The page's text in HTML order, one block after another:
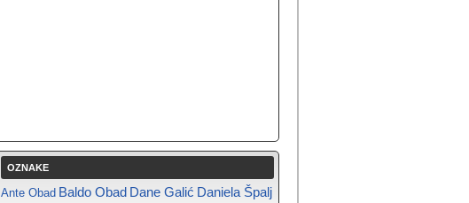
OZNAKE
Ante Obad Baldo Obad Dane Galić Daniela Špalj